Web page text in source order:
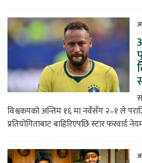
विश्वकपको अन्तिम १६ मा नर्वेसँग २–१ ले
प्रतियोगिताबाट बाहिरिएपछि स्टार फरवार्ड